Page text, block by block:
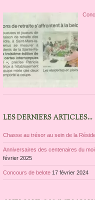
LES DERNIERS ARTICLES…
Chasse au trésor au sein de la
Anniversaires des centenaires du
février 2025
Concours de belote 17 février 2024